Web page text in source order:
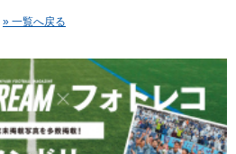
» 一覧へ戻る